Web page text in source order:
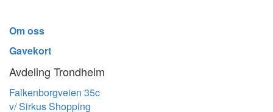
Om oss
Gavekort
Avdeling Trondheim
Falkenborgveien 35c
v/ Sirkus Shopping